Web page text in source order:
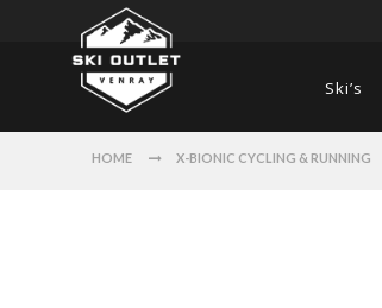
Ski’s
HOME X-BIONIC CYCLING & RUNNING